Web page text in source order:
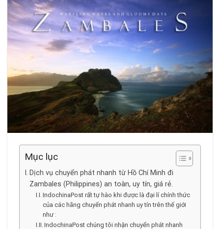
Mục lục
Dịch vụ chuyển phát nhanh từ Hồ Chí Minh đi
Zambales (Philippines) an toàn, uy tín, giá rẻ.
IndochinaPost rất tự hào khi được là đại lí chính thức
của các hãng chuyển phát nhanh uy tín trên thế giới
như :
IndochinaPost chúng tôi nhận chuyển phát nhanh